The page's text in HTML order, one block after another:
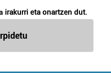
irakurri eta onartzen dut.